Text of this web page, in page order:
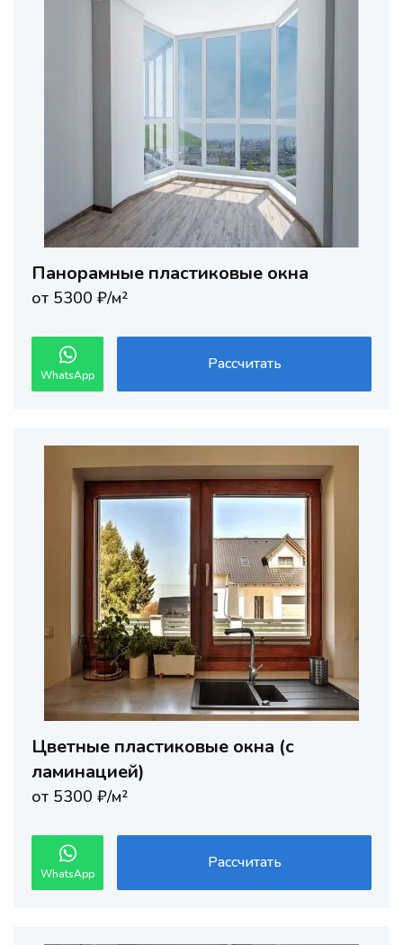
Панорамные пластиковые окна
от 5300 ₽/м²
WhatsApp
Рассчитать
Цветные пластиковые окна (с
ламинацией)
от 5300 ₽/м²
WhatsApp
Рассчитать